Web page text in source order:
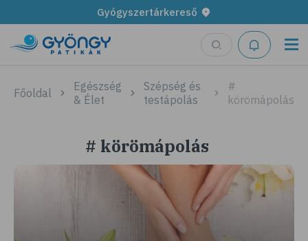
Gyógyszertárkereső
Főoldal
Egészség
& Élet
Szépség és
testápolás
#
körömápolás
# körömápolás